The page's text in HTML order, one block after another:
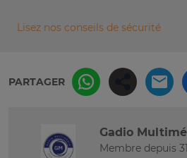
Lisez nos conseils de sécurité
PARTAGER
Gadio
Membre depuis